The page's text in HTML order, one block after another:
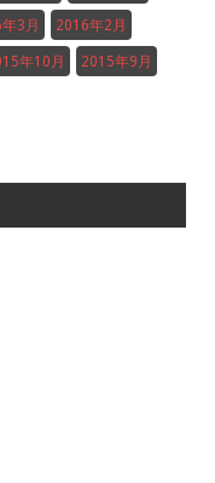
3月 2016年2月
年10月 2015年9月